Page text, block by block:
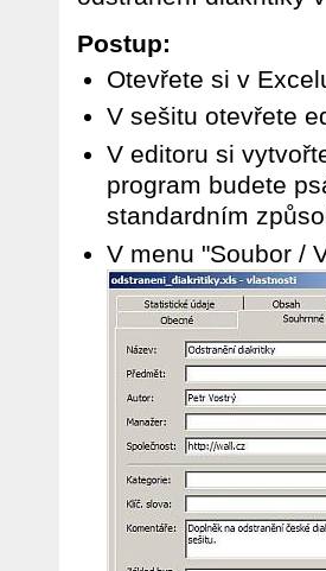
Postup:
Otevřete si v
V sešitu otevřete
V editoru si
program budete
standardním
V menu "Soubor /